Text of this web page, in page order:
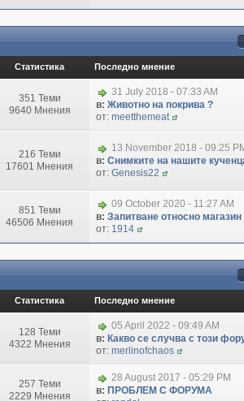
Статистика Последно мнение
351 Теми
9640 Мнения
31 July 2018 - 07:33 AM
в: Животно на покрива ?
от: meetthemeat
216 Теми
17601 Мнения
13 November 2018 - 09:25
в: Снимките на нашите
от: Genesis22
851 Теми
46506 Мнения
09 October 2020 - 11:27 AM
в: Запитване относно магазин
от: 1914
Статистика Последно мнение
128 Теми
4322 Мнения
05 April 2022 - 09:49 AM
в: Какво се случва с този
от: merlinofchaos
257 Теми
2229 Мнения
28 August 2017 - 05:29 PM
в: ПРОБЛЕМ С ФОРУМА